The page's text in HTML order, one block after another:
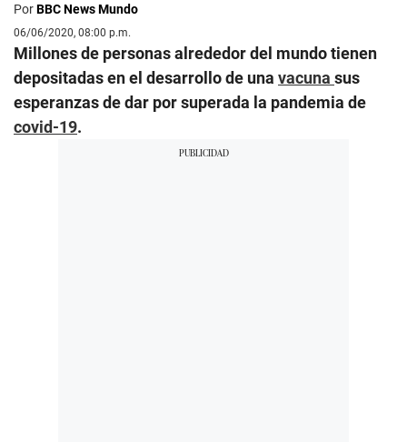
PorBBC News Mundo
06/06/2020, 08:00 p.m.
Millones de personas alrededor del mundo tienen
depositadas en el desarrollo de una vacuna sus
esperanzas de dar por superada la pandemia de
covid-19.